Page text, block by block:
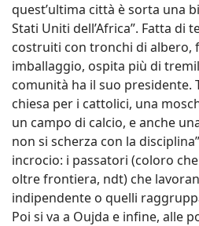
quest’ultima città è sorta una
Stati Uniti dell’Africa”. Fatta di
costruiti con tronchi di albero,
imballaggio, ospita più di
comunità ha il suo presidente.
chiesa per i cattolici, una
un campo di calcio, e anche
non si scherza con la
incrocio: i passatori (coloro
oltre frontiera, ndt) che
indipendente o quelli
Poi si va a Oujda e infine, alle